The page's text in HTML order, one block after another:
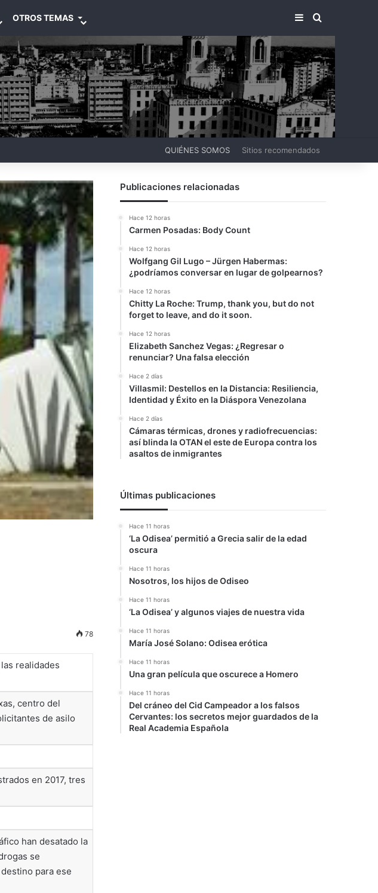
OTROS TEMAS BARRA LATERAL
BUSCAR
QUIÉNES SOMOS Sitios recomendados
78
realidades
centro del
de asilo
en 2017, tres
han desatado la
se
para ese
Publicaciones relacionadas
Hace 12 horas
Carmen Posadas: Body Count
Hace 12 horas
Wolfgang Gil Lugo – Jürgen Habermas:
¿podríamos conversar en lugar de golpearnos?
Hace 12 horas
Chitty La Roche: Trump, thank you, but do not
forget to leave, and do it soon.
Hace 12 horas
Elizabeth Sanchez Vegas: ¿Regresar o
renunciar? Una falsa elección
Hace 2 días
Villasmil: Destellos en la Distancia: Resiliencia,
Identidad y Éxito en la Diáspora Venezolana
Hace 2 días
Cámaras térmicas, drones y radiofrecuencias:
así blinda la OTAN el este de Europa contra los
asaltos de inmigrantes
Últimas publicaciones
Hace 11 horas
‘La Odisea’ permitió a Grecia salir de la edad
oscura
Hace 11 horas
Nosotros, los hijos de Odiseo
Hace 11 horas
‘La Odisea’ y algunos viajes de nuestra vida
Hace 11 horas
María José Solano: Odisea erótica
Hace 11 horas
Una gran película que oscurece a Homero
Hace 11 horas
Del cráneo del Cid Campeador a los falsos
Cervantes: los secretos mejor guardados de la
Real Academia Española